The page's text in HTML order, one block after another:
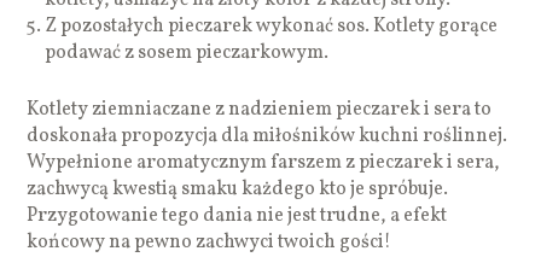
Z pozostałych pieczarek wykonać sos. Kotlety gorące
podawać z sosem pieczarkowym.
Kotlety ziemniaczane z nadzieniem pieczarek i sera to
doskonała propozycja dla miłośników kuchni roślinnej.
Wypełnione aromatycznym farszem z pieczarek i sera,
zachwycą kwestią smaku każdego kto je spróbuje.
Przygotowanie tego dania nie jest trudne, a efekt
końcowy na pewno zachwyci twoich gości!